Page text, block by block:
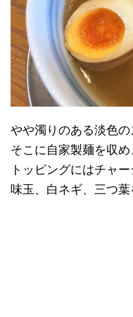
やや濁りのある淡色の
そこに自家製麺を収め
トッピングにはチャ
味玉、白ネギ、三つ葉